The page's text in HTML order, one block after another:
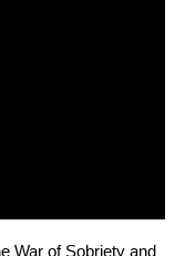
War of Sobriety and